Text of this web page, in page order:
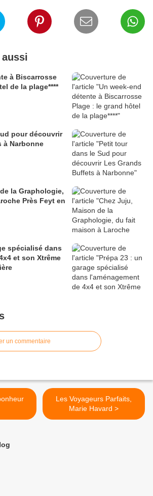
aussi
à Biscarrosse
de la plage****
pour découvrir
à Narbonne
la Graphologie,
Près Feyt en
spécialisé dans
et son Xtrême
un commentaire
Les Voyageurs Parfaits,
Marie Havard >